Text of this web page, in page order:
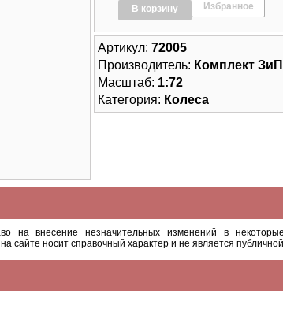
В корзину Избранное
Артикул: 72005
Производитель: Комплект ЗиП
Масштаб: 1:72
Категория: Колеса
на внесение незначительных изменений в
сайте носит справочный характер и не является